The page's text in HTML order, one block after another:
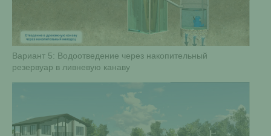
Вариант 5: Водоотведение через накопительный
резервуар в ливневую канаву